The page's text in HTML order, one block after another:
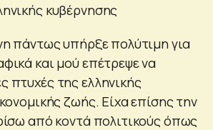
κυβέρνησης
πάντως υπήρξε πολύτιμη για
και μού επέτρεψε να
πτυχές της ελληνικής
ζωής. Είχα επίσης την
από κοντά πολιτικούς όπως